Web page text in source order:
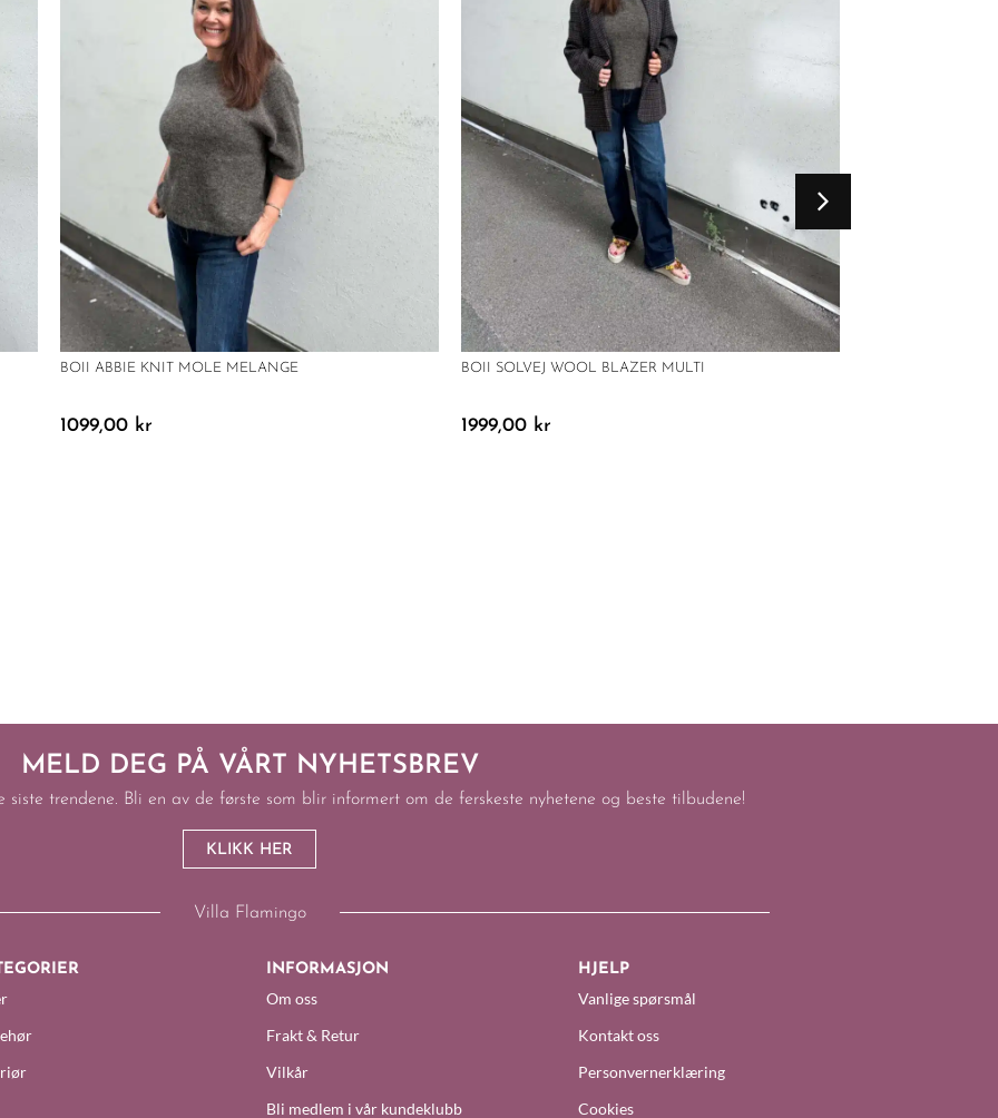
BOII ABBIE KNIT MOLE MELANGE
1099,00 kr
BOII SOLVEJ WOOL BLAZER MULTI
1999,00 kr
MELD DEG PÅ VÅRT NYHETSBREV
siste trendene. Bli en av de første som blir informert om de ferskeste nyhetene og beste tilbudene!
KLIKK HER
Villa Flamingo
INFORMASJON
Om oss
Frakt & Retur
Vilkår
Bli medlem i vår kundeklubb
HJELP
Vanlige spørsmål
Kontakt oss
Personvernerklæring
Cookies